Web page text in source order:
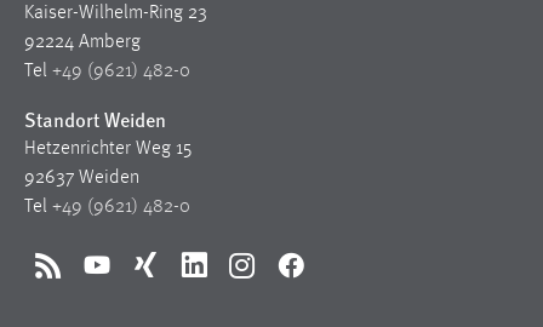
Kaiser-Wilhelm-Ring 23
92224 Amberg
Tel +49 (9621) 482-0
Standort Weiden
Hetzenrichter Weg 15
92637 Weiden
Tel +49 (9621) 482-0
RSS YouTubeXing LinkedInInstagramFacebook